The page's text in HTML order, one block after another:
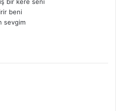
bir kere seni
beni
sevgim